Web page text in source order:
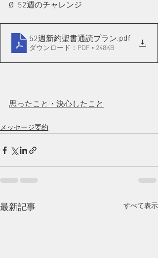
Ø  52週のチャレンジ
52週新約聖書通読プラン.pdf
ダウンロード：PDF • 248KB
思ったこと・決心したこと
メッセージ要約
最新記事 すべて表示